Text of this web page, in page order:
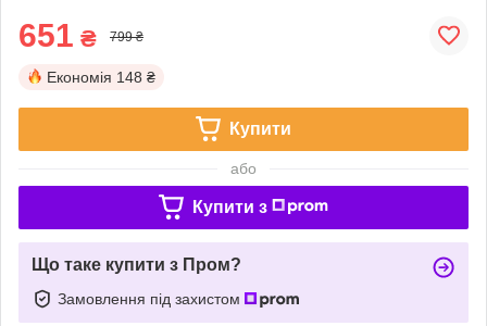
651 ₴ 799 ₴
Економія 148 ₴
Купити
або
Купити з
Що таке купити з Пром?
Замовлення під захистом